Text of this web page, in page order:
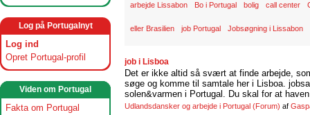
Log på Portugalnyt
Log ind
Opret Portugal-profil
Viden om Portugal
Fakta om Portugal
arbejde Lissabon Bo i Portugal bolig call center
eller Brasilien job Portugal Jobsøgning i Lissabon
job i Lisboa
Det er ikke altid så svært at finde arbejde,
søge og komme til samtale her i Lisboa.
solen&varmen i Portugal. Du skal for at
Udlandsdansker og arbejde i Portugal (Forum) af